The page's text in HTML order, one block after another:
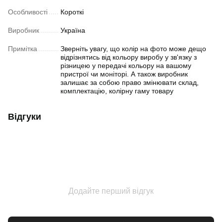
Особливості Короткі
Виробник Україна
Примітка
Зверніть увагу, що колір на фото може дещо
відрізнятись від кольору виробу у зв'язку з
різницею у передачі кольору на вашому
пристрої чи моніторі. А також виробник
залишає за собою право змінювати склад,
комплектацію, колірну гаму товару
Відгуки
Додайте перший відгук